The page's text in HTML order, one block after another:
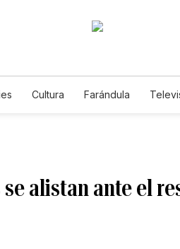
Cultura Farándula
alistan ante el